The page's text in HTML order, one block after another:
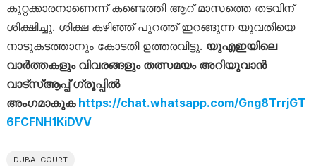
കുറ്റക്കാരനാണെന്ന് കണ്ടെത്തി ആറ് മാസത്തെ തടവിന്
ശിക്ഷിച്ചു. ശിക്ഷ കഴിഞ്ഞ് പുറത്ത് ഇറങ്ങുന്ന യുവതിയെ
നാടുകടത്താനും കോടതി ഉത്തരവിട്ടു. യുഎഇയിലെ
വാർത്തകളും വിവരങ്ങളും തത്സമയം അറിയുവാൻ
വാട്സ്ആപ്പ് ഗ്രൂപ്പിൽ
അംഗമാകുക https://chat.whatsapp.com/Gng8TrrjGT
6FCFNH1KiDVV
DUBAI COURT